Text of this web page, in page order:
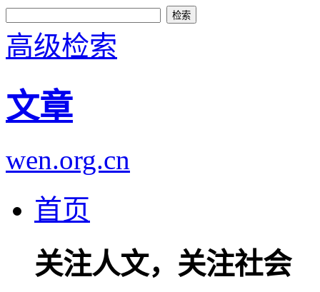
高级检索
文章
wen.org.cn
首页
关注人文，关注社会